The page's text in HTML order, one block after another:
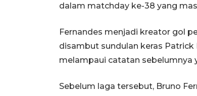
dalam matchday ke-38 yang
Fernandes menjadi kreator gol
disambut sundulan keras
melampaui catatan sebelumnya
Sebelum laga tersebut, Bruno